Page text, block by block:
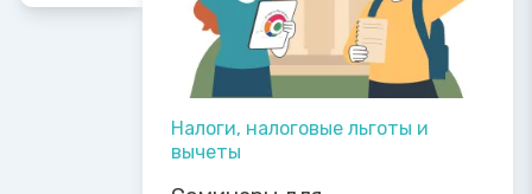
Налоги, налоговые льготы и
вычеты